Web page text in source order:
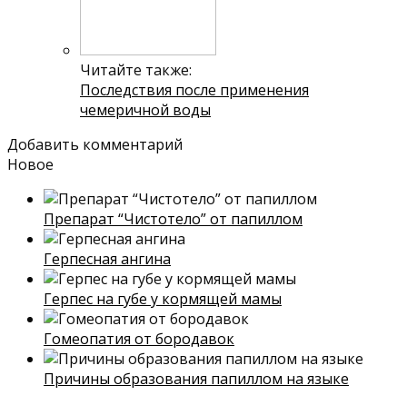
Читайте также:
Последствия после применения
чемеричной воды
Добавить комментарий
Новое
Препарат “Чистотело” от папиллом
Герпесная ангина
Герпес на губе у кормящей мамы
Гомеопатия от бородавок
Причины образования папиллом на языке